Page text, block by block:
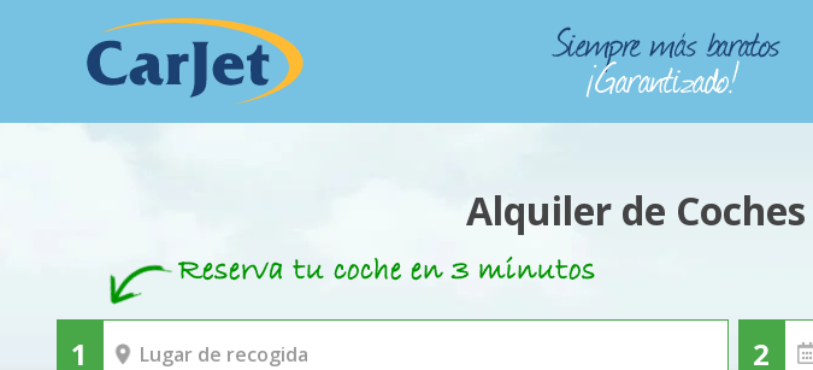
Alquiler de